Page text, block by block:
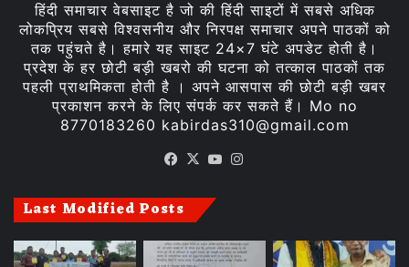
हिंदी समाचार वेबसाइट है जो की हिंदी साइटों में सबसे अधिक
लोकप्रिय सबसे विश्वसनीय और निरपक्ष समाचार अपने पाठकों को
तक पहुंचते है। हमारे यह साइट 24×7 घंटे अपडेट होती है।
प्रदेश के हर छोटी बड़ी खबरो की घटना को तत्काल पाठकों तक
पहली प्राथमिकता होती है । अपने आसपास की छोटी बड़ी खबर
प्रकाशन करने के लिए संपर्क कर सकते हैं। Mo no
8770183260 kabirdas310@gmail.com
Facebook
X YouTube
Last Modified Posts